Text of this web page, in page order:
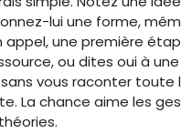
lui une forme,
appel, une première
ou dites oui à
vous raconter toute
La chance aime les